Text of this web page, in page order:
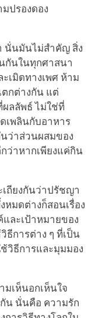
มปรองดอง
นั่นมันไม่สำคัญ สิ่ง
กันในทุกศาสนา
เมิดทางเพศ ห้าม
กต่างกัน แต่
ลลัพธ์ ไม่ใช่ที่
เพลินกับอาหาร
ว่าส่วนผสมของ
ว่าหากเพียงแค่กิน
ถียงกันว่าปรัชญา
มดต่างก็สอนเรื่อง
และเป้าหมายของ
ธีการต่าง ๆ ที่เป็น
วิธีการและมุมมอง
มเห็นอกเห็นใจ
น นั่นคือ ความรัก